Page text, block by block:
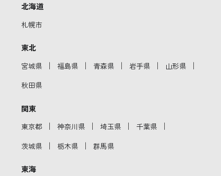
北海道
札幌市
東北
宮城県 ｜ 福島県 ｜ 青森県 ｜ 岩手県 ｜ 山形県 ｜
秋田県
関東
東京都 ｜ 神奈川県 ｜ 埼玉県 ｜ 千葉県 ｜
茨城県 ｜ 栃木県 ｜ 群馬県
東海